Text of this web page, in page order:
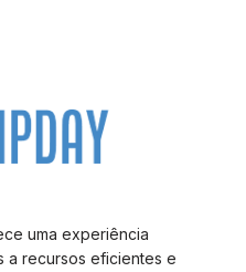
uma experiência
a recursos eficientes e